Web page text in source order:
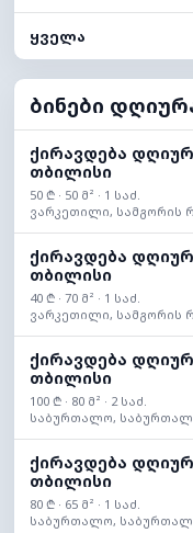
ყველა
ბინები
ქირავდება
თბილისი
50 ₾ · 50 მ² · 1 საძ.
ვარკეთილი, სამგორის
ქირავდება
თბილისი
40 ₾ · 70 მ² · 1 საძ.
ვარკეთილი, სამგორის
ქირავდება
თბილისი
100 ₾ · 80 მ² · 2 საძ.
საბურთალო,
ქირავდება
თბილისი
80 ₾ · 65 მ² · 1 საძ.
საბურთალო,